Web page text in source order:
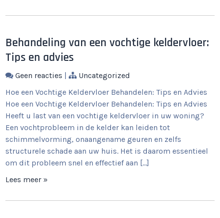
Behandeling van een vochtige keldervloer:
Tips en advies
Geen reacties |
Uncategorized
Hoe een Vochtige Keldervloer Behandelen: Tips en Advies
Hoe een Vochtige Keldervloer Behandelen: Tips en Advies
Heeft u last van een vochtige keldervloer in uw woning?
Een vochtprobleem in de kelder kan leiden tot
schimmelvorming, onaangename geuren en zelfs
structurele schade aan uw huis. Het is daarom essentieel
om dit probleem snel en effectief aan […]
Lees meer »